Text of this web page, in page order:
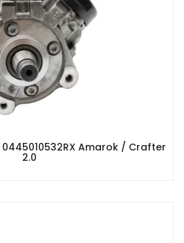
Amarok / Crafter
2.0